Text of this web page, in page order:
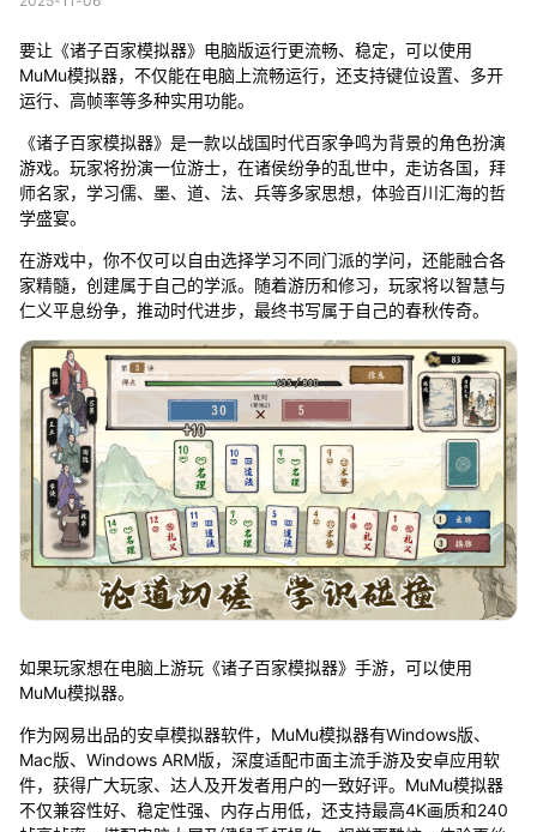
要让《诸子百家模拟器》电脑版运行更流畅、稳定，可以使用
MuMu模拟器，不仅能在电脑上流畅运行，还支持键位设置、多开
运行、高帧率等多种实用功能。
《诸子百家模拟器》是一款以战国时代百家争鸣为背景的角色扮演
游戏。玩家将扮演一位游士，在诸侯纷争的乱世中，走访各国，拜
师名家，学习儒、墨、道、法、兵等多家思想，体验百川汇海的哲
学盛宴。
在游戏中，你不仅可以自由选择学习不同门派的学问，还能融合各
家精髓，创建属于自己的学派。随着游历和修习，玩家将以智慧与
仁义平息纷争，推动时代进步，最终书写属于自己的春秋传奇。
如果玩家想在电脑上游玩《诸子百家模拟器》手游，可以使用
MuMu模拟器。
作为网易出品的安卓模拟器软件，MuMu模拟器有Windows版、
Mac版、Windows ARM版，深度适配市面主流手游及安卓应用软
件，获得广大玩家、达人及开发者用户的一致好评。MuMu模拟器
不仅兼容性好、稳定性强、内存占用低，还支持最高4K画质和240